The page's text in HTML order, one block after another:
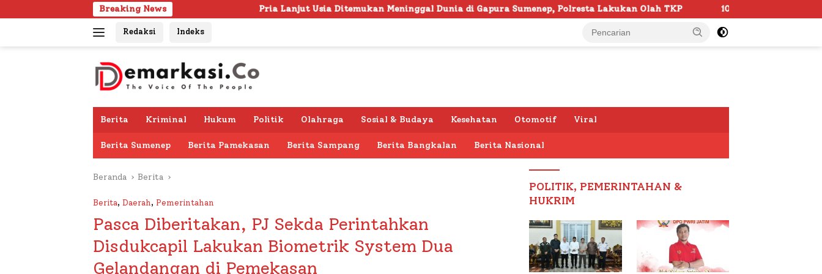
ke
Breaking NewsPria Lanjut Usia Ditemukan Meninggal Dunia di Gapura Sumenep, Polresta Lakukan Olah TKP 103 Kafilah Siap Ramaikan MTQ KORPRI VIII
Redaksi Indeks
Berita Kriminal Hukum Politik Olahraga Sosial & Budaya Kesehatan Otomotif Viral
Berita Sumenep Berita Pamekasan Berita Sampang Berita Bangkalan Berita Nasional
Beranda Berita
Berita, Daerah, Pemerintahan
Pasca Diberitakan, PJ Sekda Perintahkan
Disdukcapil Lakukan Biometrik System Dua
Gelandangan di Pemekasan
POLITIK, PEMERINTAHAN &
HUKRIM